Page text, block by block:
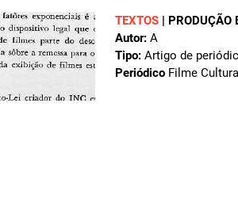
TEXTOS | PRODUÇÃO
Autor: A
Tipo: Artigo de
Periódico Filme Cultura